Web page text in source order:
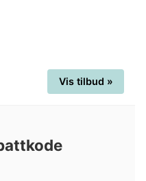
Vis tilbud »